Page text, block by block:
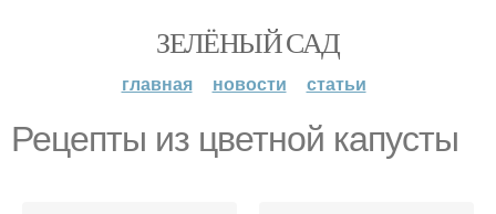
ЗЕЛЁНЫЙ САД
главная новости статьи
Рецепты из цветной капусты